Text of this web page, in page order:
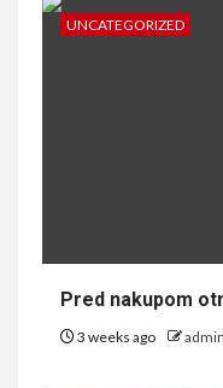
UNCATEGORIZED
Pred nakupom
3 weeks ago admin